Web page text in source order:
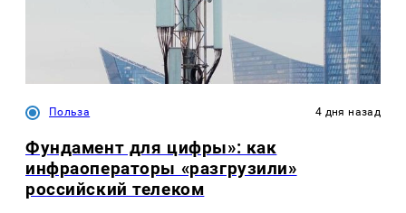
Польза 4 дня назад
Фундамент для цифры»: как
инфраоператоры «разгрузили»
российский телеком